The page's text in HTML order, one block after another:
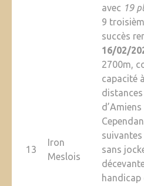
13
Iron
Meslois
avec 19
9
succès
16/02/
2700m,
capacité
sans